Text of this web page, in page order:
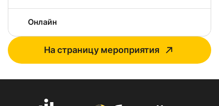
Онлайн
На страницу мероприятия